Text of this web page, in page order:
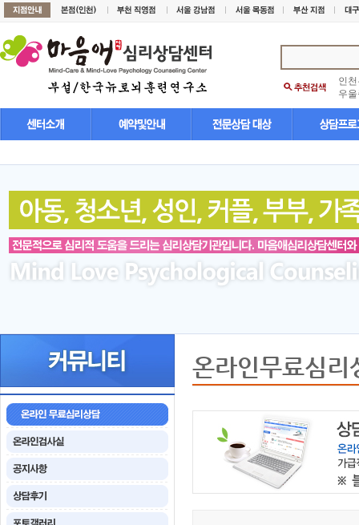
인
우
온라인무료심리